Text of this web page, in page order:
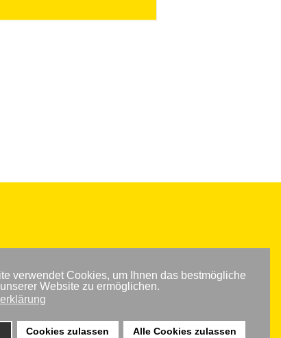
verwendet Cookies, um Ihnen das bestmögliche
Website zu ermöglichen.
Cookies zulassen Alle Cookies zulassen